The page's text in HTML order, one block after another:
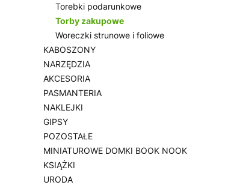
Torebki podarunkowe
Torby zakupowe
Woreczki strunowe i foliowe
KABOSZONY
NARZĘDZIA
AKCESORIA
PASMANTERIA
NAKLEJKI
GIPSY
POZOSTAŁE
MINIATUROWE DOMKI BOOK NOOK
KSIĄŻKI
URODA